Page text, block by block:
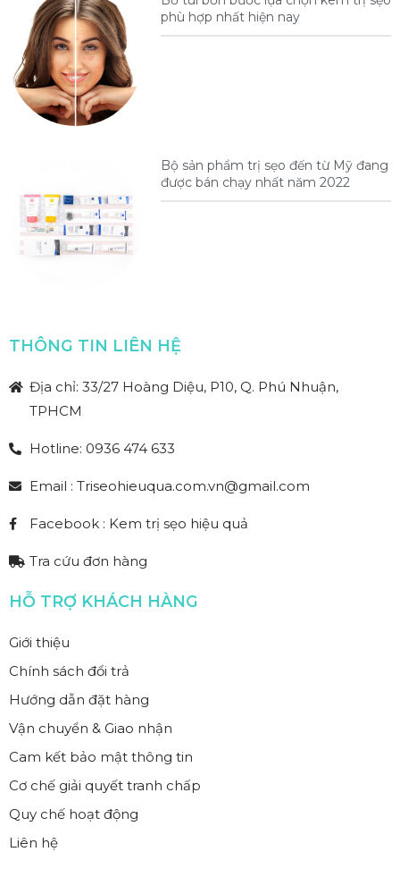
phù hợp nhất hiện nay
Bộ sản phẩm trị sẹo đến từ Mỹ đang
được bán chạy nhất năm 2022
THÔNG TIN LIÊN HỆ
Địa chỉ: 33/27 Hoàng Diệu, P10, Q. Phú Nhuận,
TPHCM
Hotline: 0936 474 633
Email : Triseohieuqua.com.vn@gmail.com
Facebook : Kem trị sẹo hiệu quả
Tra cứu đơn hàng
HỖ TRỢ KHÁCH HÀNG
Giới thiệu
Chính sách đổi trả
Hướng dẫn đặt hàng
Vận chuyển & Giao nhận
Cam kết bảo mật thông tin
Cơ chế giải quyết tranh chấp
Quy chế hoạt động
Liên hệ